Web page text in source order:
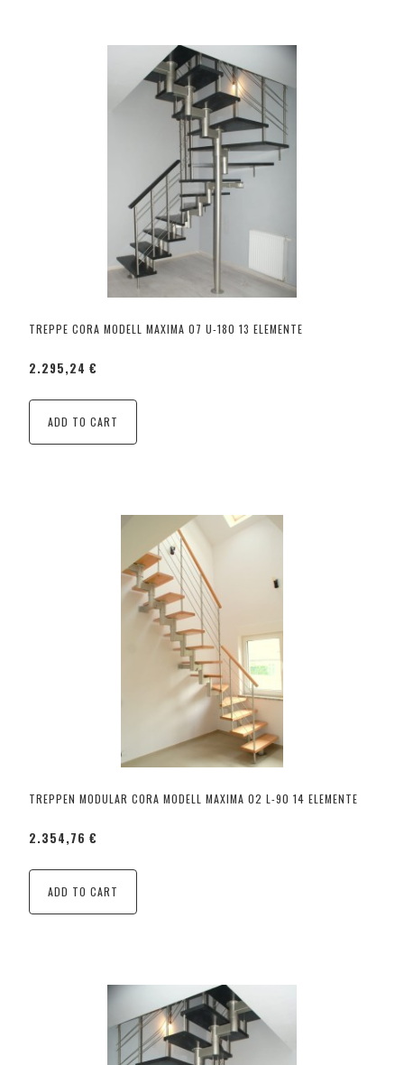
TREPPE CORA MODELL MAXIMA 07 U-180 13 ELEMENTE
2.295,24 €
ADD TO CART
TREPPEN MODULAR CORA MODELL MAXIMA 02 L-90 14 ELEMENTE
2.354,76 €
ADD TO CART